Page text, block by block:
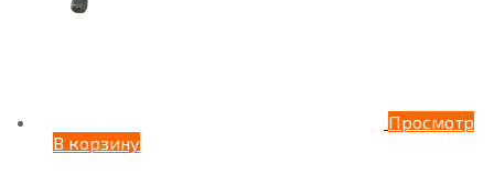
Просмотр
В корзину